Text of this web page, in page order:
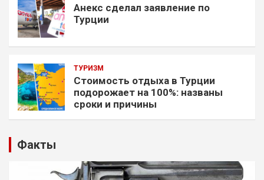
Анекс сделал заявление по
Турции
ТУРИЗМ
Стоимость отдыха в Турции
подорожает на 100%: названы
сроки и причины
Факты